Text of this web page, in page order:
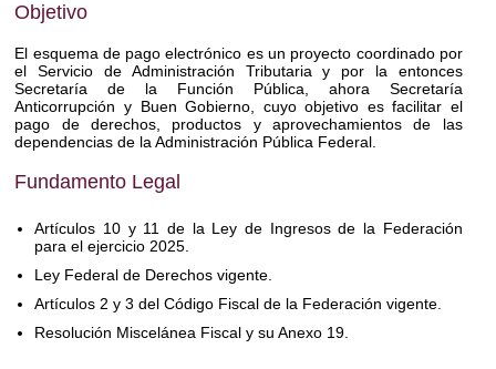
Objetivo
El esquema de pago electrónico es un proyecto coordinado por
el Servicio de Administración Tributaria y por la entonces
Secretaría de la Función Pública, ahora Secretaría
Anticorrupción y Buen Gobierno, cuyo objetivo es facilitar el
pago de derechos, productos y aprovechamientos de las
dependencias de la Administración Pública Federal.
Fundamento Legal
Artículos 10 y 11 de la Ley de Ingresos de la Federación
para el ejercicio 2025.
Ley Federal de Derechos vigente.
Artículos 2 y 3 del Código Fiscal de la Federación vigente.
Resolución Miscelánea Fiscal y su Anexo 19.